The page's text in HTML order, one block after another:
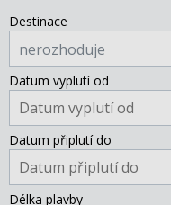
Destinace
nerozhoduje
Datum vyplutí od
Datum připlutí do
Délka plavby